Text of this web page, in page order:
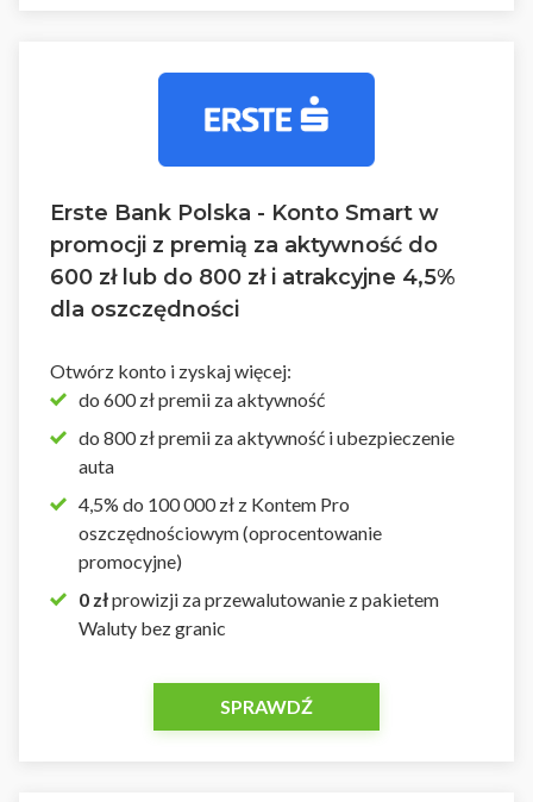
Erste Bank Polska - Konto Smart w
promocji z premią za aktywność do
600 zł lub do 800 zł i atrakcyjne 4,5%
dla oszczędności
Otwórz konto i zyskaj więcej:
do 600 zł premii za aktywność
do 800 zł premii za aktywność i ubezpieczenie
auta
4,5% do 100 000 zł z Kontem Pro
oszczędnościowym (oprocentowanie
promocyjne)
0 złprowizji za przewalutowanie z pakietem
Waluty bez granic
SPRAWDŹ